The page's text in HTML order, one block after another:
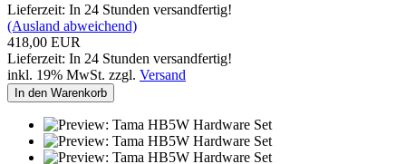
Lieferzeit: In 24 Stunden versandfertig!
(Ausland abweichend)
418,00 EUR
Lieferzeit: In 24 Stunden versandfertig!
inkl. 19% MwSt. zzgl. Versand
In den Warenkorb